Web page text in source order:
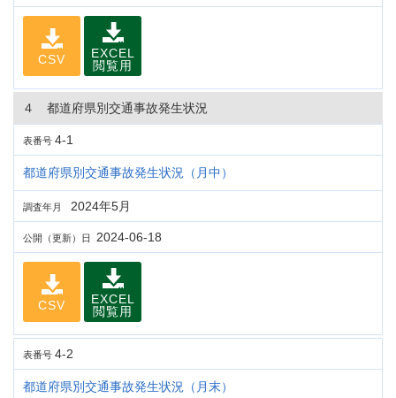
CSV
EXCEL
閲覧用
４ 都道府県別交通事故発生状況
表番号 4-1
都道府県別交通事故発生状況（月中）
調査年月 2024年5月
公開（更新）日 2024-06-18
CSV
EXCEL
閲覧用
表番号 4-2
都道府県別交通事故発生状況（月末）